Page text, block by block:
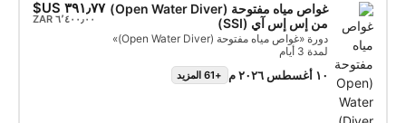
غواص مياه مفتوحة (Open Water Diver)
من إس إس آي (SSI)
دورة «غواص مياه مفتوحة (Open Water Diver)»
لمدة 3 أيام
١٠ أغسطس ٢٠٢٦ م +61 المزيد